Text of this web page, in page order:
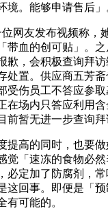
境。能够申请售后」
友发布视频称，
带血的创可贴」。
歉，会积极查询拜
处置。供应商五芳斋
受伤员工不答应参
在场内只答应利用
前暂无进一步查询拜
高的同时，也要做
觉「速冻的食物必
必定加了防腐剂，
这回事。即便是「
有可能的。